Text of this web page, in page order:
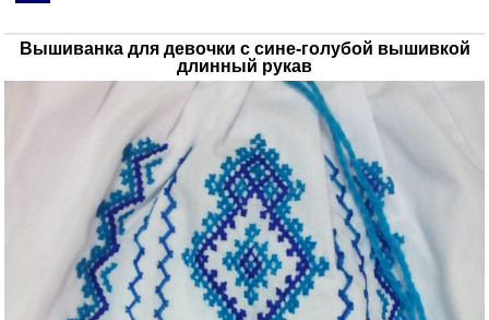
Вышиванка для девочки с сине-голубой вышивкой
длинный рукав